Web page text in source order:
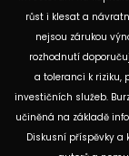
růst i klesat a
nejsou zárukou
rozhodnutí
a toleranci k riziku,
investičních služeb.
učiněná na základě
Diskusní příspěvky a